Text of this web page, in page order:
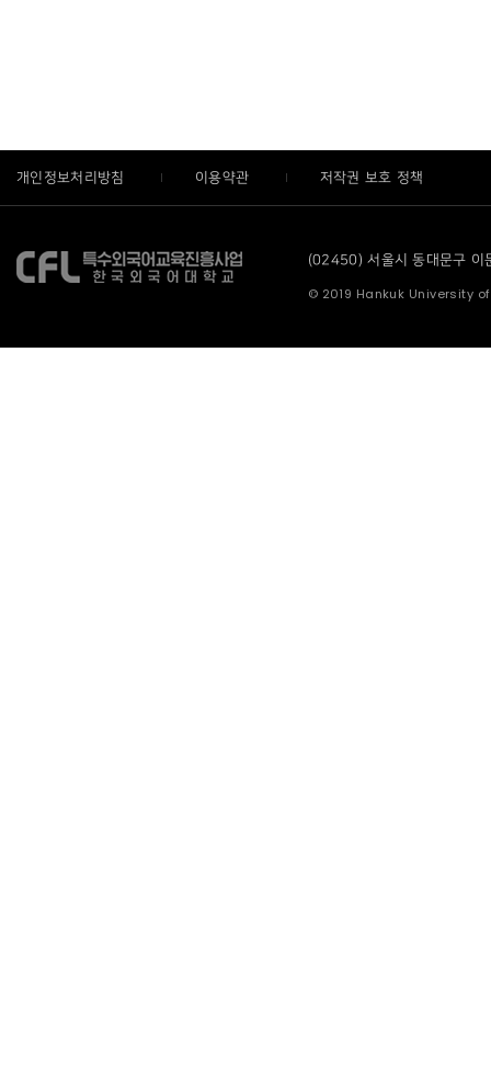
개인정보처리방침 이용약관 저작권 보호 정책
(02450) 서울시 동대문구
© 2019 Hankuk University